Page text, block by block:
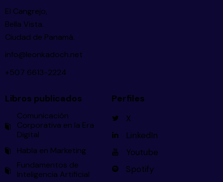
El Cangrejo,
Bella Vista.
Ciudad de Panamá.
info@leonkadoch.net
+507 6613-2224
Libros publicados
Comunicación
Corporativa en la Era
Digital
Habla en Marketing
Fundamentos de
Inteligencia Artificial
Perfiles
X
LinkedIn
Youtube
Spotify